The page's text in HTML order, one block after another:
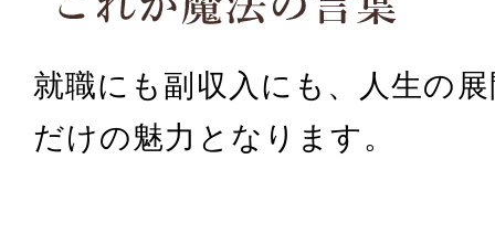
就職にも副収入にも、人生の
だけの魅力となります。